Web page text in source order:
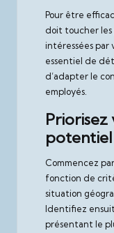
Pour être
doit toucher les
intéressées par
essentiel de
d’adapter le
employés.
Priorisez
potentiel
Commencez
fonction de
situation
Identifiez
présentant le